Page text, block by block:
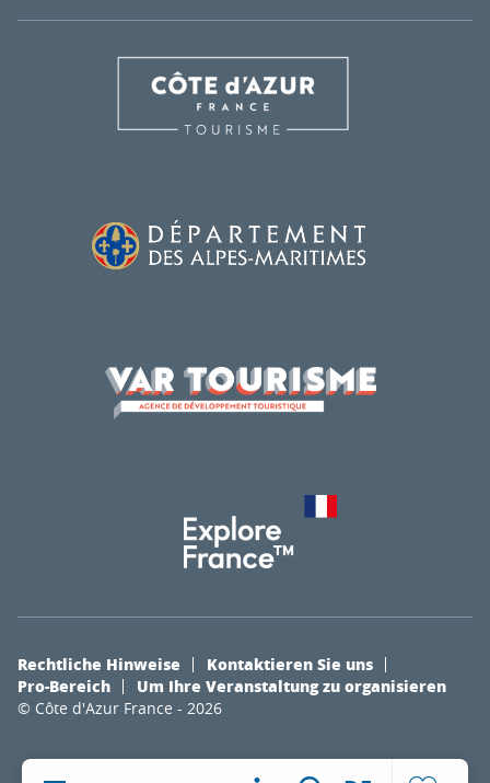
© Côte d'Azur France - 2026
Rechtliche Hinweise
Kontaktieren Sie uns
Pro-Bereich
Um Ihre Veranstaltung zu organisieren